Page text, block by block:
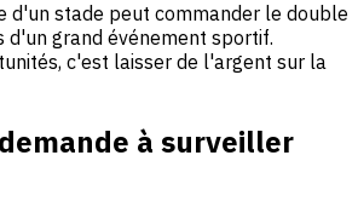
d'un stade peut commander le double
grand événement sportif.
c'est laisser de l'argent sur la
à surveiller